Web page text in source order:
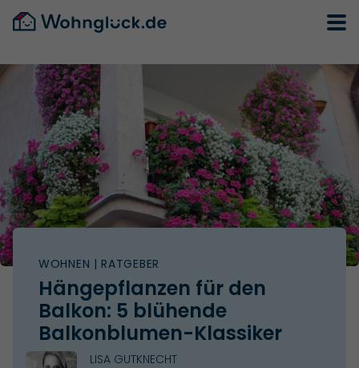
WOHNEN | RATGEBER
Hängepflanzen für den
Balkon: 5 blühende
Balkonblumen-Klassiker
LISA GUTKNECHT